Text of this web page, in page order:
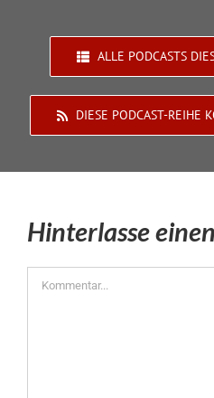
ALLE PODCASTS
DIESE PODCAST-REIHE
Hinterlasse